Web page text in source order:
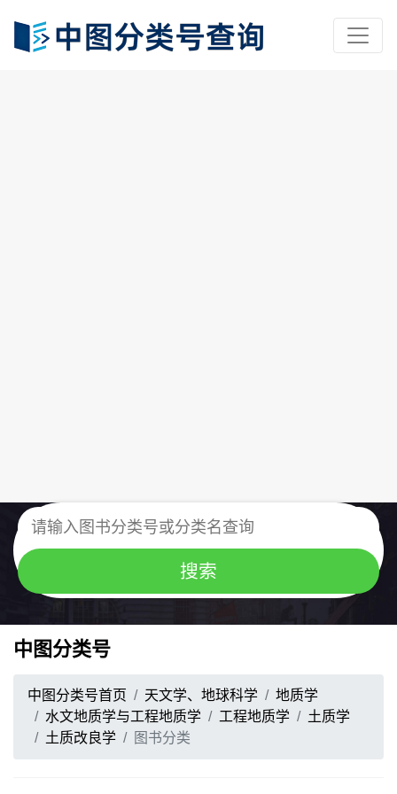
中图分类号
中图分类号首页 天文学、地球科学
地质学
水文地质学与工程地质学
工程地质学
土质学
土质改良学
图书分类